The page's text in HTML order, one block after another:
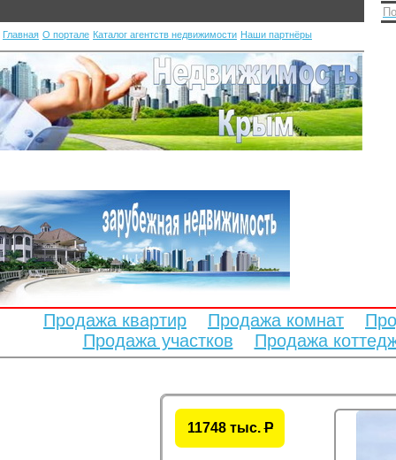
Главная О портале Каталог агентств недвижимости Наши партнёры
Продажа квартир Продажа комнат
Продажа участков
Продажа
11748 тыс.P